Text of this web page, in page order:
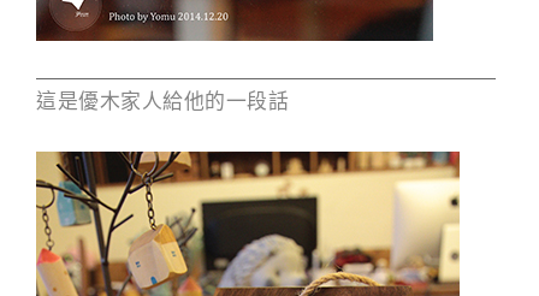
這是優木家人給他的一段話